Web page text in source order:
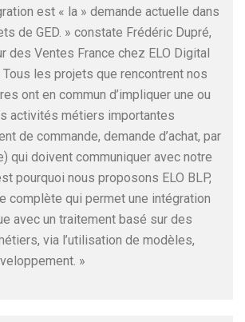
est « la » demande actuelle dans
de GED. » constate Frédéric Dupré,
des Ventes France chez ELO Digital
Tous les projets que rencontrent nos
ont en commun d’impliquer une ou
activités métiers importantes
de commande, demande d’achat, par
qui doivent communiquer avec notre
pourquoi nous proposons ELO BLP,
complète qui permet une intégration
avec un traitement basé sur des
via l’utilisation de modèles,
»